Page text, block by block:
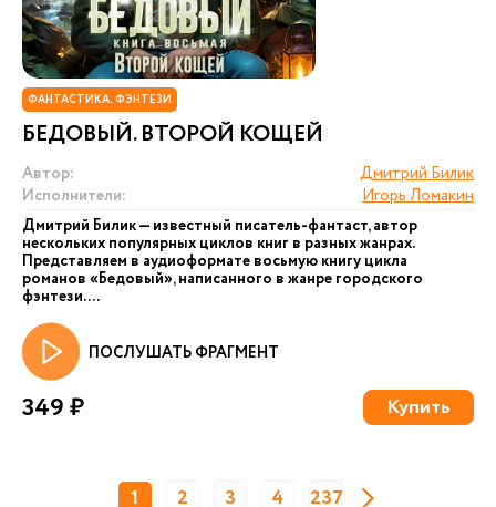
ФАНТАСТИКА. ФЭНТЕЗИ
БЕДОВЫЙ. ВТОРОЙ КОЩЕЙ
Автор:
Дмитрий Билик
Исполнители:
Игорь Ломакин
Дмитрий Билик — известный писатель-фантаст, автор
нескольких популярных циклов книг в разных жанрах.
Представляем в аудиоформате восьмую книгу цикла
романов «Бедовый», написанного в жанре городского
фэнтези. ...
ПОСЛУШАТЬ ФРАГМЕНТ
349 ₽ Купить
1 2 3 4 237